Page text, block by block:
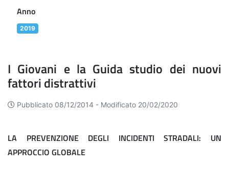
Anno
2019
I Giovani e la Guida studio dei nuovi
fattori distrattivi
Pubblicato 08/12/2014 - Modificato 20/02/2020
LA PREVENZIONE DEGLI INCIDENTI STRADALI: UN
APPROCCIO GLOBALE